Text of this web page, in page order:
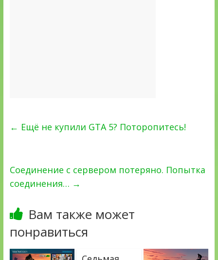
← Ещё не купили GTA 5? Поторопитесь!
Соединение с сервером потеряно. Попытка
соединения… →
Вам также может
понравиться